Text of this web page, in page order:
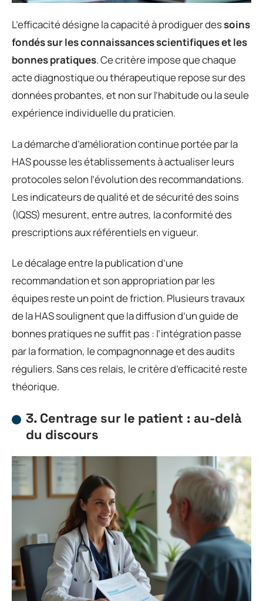
L’efficacité désigne la capacité à prodiguer dessoins
fondés sur les connaissances scientifiques et les
bonnes pratiques. Ce critère impose que chaque
acte diagnostique ou thérapeutique repose sur des
données probantes, et non sur l’habitude ou la seule
expérience individuelle du praticien.
La démarche d’amélioration continue portée par la
HAS pousse les établissements à actualiser leurs
protocoles selon l’évolution des recommandations.
Les indicateurs de qualité et de sécurité des soins
(IQSS) mesurent, entre autres, la conformité des
prescriptions aux référentiels en vigueur.
Le décalage entre la publication d’une
recommandation et son appropriation par les
équipes reste un point de friction. Plusieurs travaux
de la HAS soulignent que la diffusion d’un guide de
bonnes pratiques ne suffit pas : l’intégration passe
par la formation, le compagnonnage et des audits
réguliers. Sans ces relais, le critère d’efficacité reste
théorique.
3. Centrage sur le patient : au-delà
du discours